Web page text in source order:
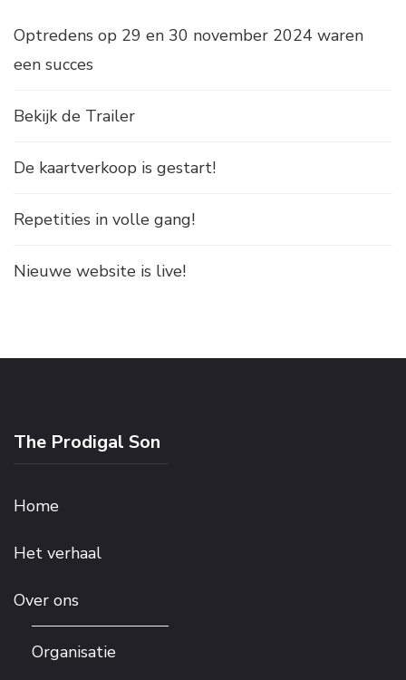
Optredens op 29 en 30 november 2024 waren
een succes
Bekijk de Trailer
De kaartverkoop is gestart!
Repetities in volle gang!
Nieuwe website is live!
The Prodigal Son
Home
Het verhaal
Over ons
Organisatie